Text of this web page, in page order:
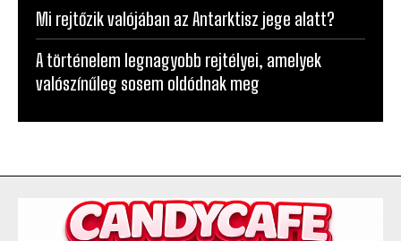
Mi rejtőzik valójában az Antarktisz jege alatt?
A történelem legnagyobb rejtélyei, amelyek
valószínűleg sosem oldódnak meg